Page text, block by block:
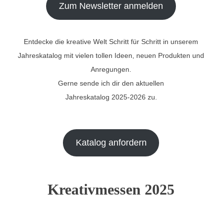
Zum Newsletter anmelden
Entdecke die kreative Welt Schritt für Schritt in unserem
Jahreskatalog mit vielen tollen Ideen, neuen Produkten und
Anregungen.
Gerne sende ich dir den aktuellen
Jahreskatalog 2025-2026 zu.
Katalog anfordern
Kreativmessen 2025